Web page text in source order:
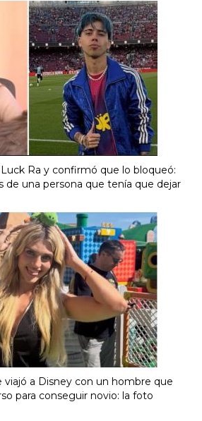
Ra y confirmó que lo bloqueó:
de una persona que tenía que dejar
a Disney con un hombre que
para conseguir novio: la foto